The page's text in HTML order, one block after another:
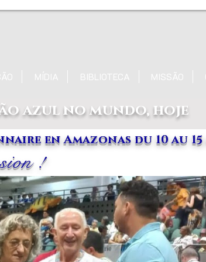
MÍDIA BIBLIOTECA MISSÃO
azul no mundo, hoje
en Amazonas du 10 au 15
!